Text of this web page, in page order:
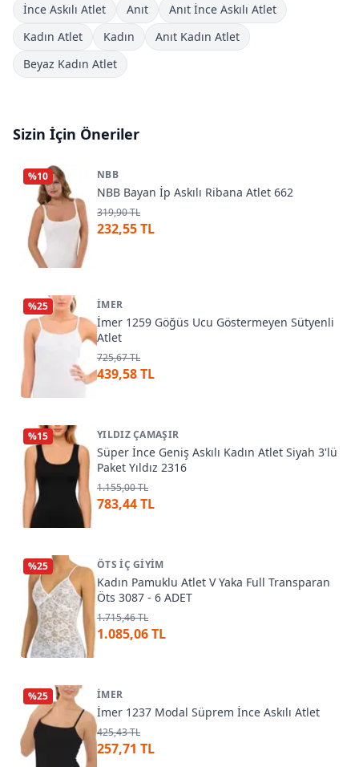
İnce Askılı Atlet Anıt
Anıt İnce Askılı Atlet
Kadın Atlet
Kadın
Anıt Kadın Atlet
Beyaz Kadın Atlet
Sizin İçin Öneriler
%10 NBB
NBB Bayan İp Askılı Ribana Atlet 662
319,90 TL
232,55 TL
%25 İMER
İmer 1259 Göğüs Ucu Göstermeyen Sütyenli
Atlet
725,67 TL
439,58 TL
%15 YILDIZ ÇAMAŞIR
Süper İnce Geniş Askılı Kadın Atlet Siyah 3'lü
Paket Yıldız 2316
1.155,00 TL
783,44 TL
%25 ÖTS İÇ GIYIM
Kadın Pamuklu Atlet V Yaka Full Transparan
Öts 3087 - 6 ADET
1.715,46 TL
1.085,06 TL
%25 İMER
İmer 1237 Modal Süprem İnce Askılı Atlet
425,43 TL
257,71 TL